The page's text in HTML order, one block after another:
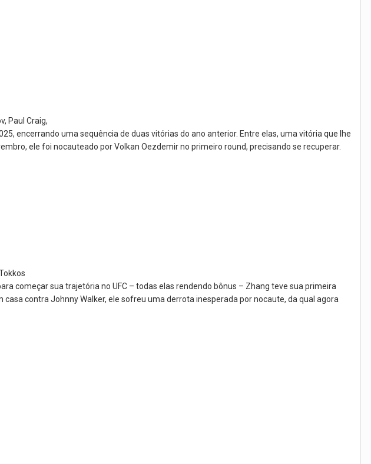
Paul Craig,
encerrando uma sequência de duas vitórias do ano anterior. Entre elas, uma vitória que lhe
ele foi nocauteado por Volkan Oezdemir no primeiro round, precisando se recuperar.
começar sua trajetória no UFC – todas elas rendendo bônus – Zhang teve sua primeira
contra Johnny Walker, ele sofreu uma derrota inesperada por nocaute, da qual agora